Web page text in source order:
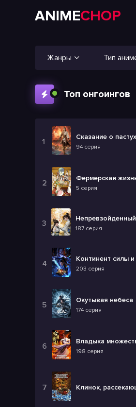
ANIMECHOP
Жанры Тип
Топ онгоингов
Сказание о
94 серия
Фермерская
5 серия
Непревзойденный
187 серия
Континент силы и
203 серия
Окутывая небеса
174 серия
Владыка
198 серия
Клинок,